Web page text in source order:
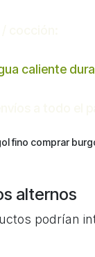
caliente
fino comprar
alternos
podrían